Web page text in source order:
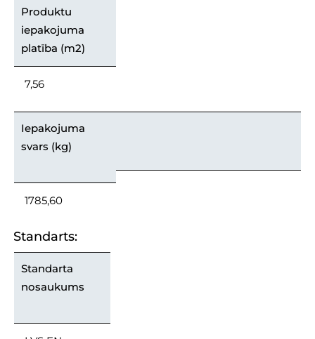
Produktu
iepakojuma
platība (m2)
7,56
Iepakojuma
svars (kg)
1785,60
Standarts:
Standarta
nosaukums